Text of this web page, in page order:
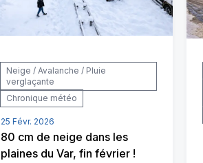
Neige / Avalanche / Pluie
verglaçante
Chronique météo
25 Févr. 2026
80 cm de neige dans les
plaines du Var, fin février !